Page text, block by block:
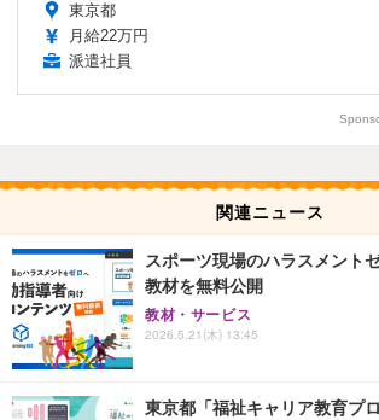
東京都
月給22万円
派遣社員
関連ニュース
スポーツ現場のハラスメント
教材を無料公開
教材・サービス
2026.5.21(木) 13:45
東京都「福祉キャリア教育プ